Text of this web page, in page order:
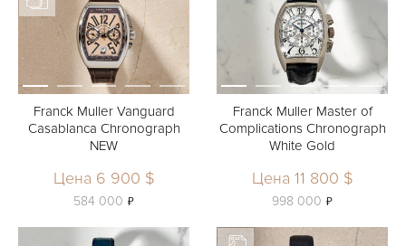
Franck Muller Vanguard
Casablanca Chronograph
NEW
Цена 6 900 $
584 000 ь
Franck Muller Master of
Complications Chronograph
White Gold
Цена 11 800 $
998 000 ь